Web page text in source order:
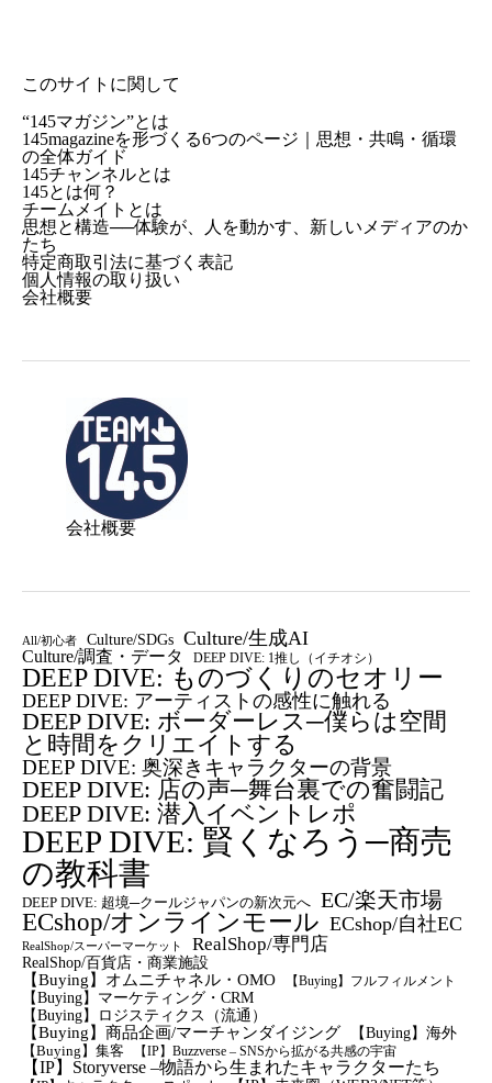
このサイトに関して
“145マガジン”とは
145magazineを形づくる6つのページ｜思想・共鳴・循環
の全体ガイド
145チャンネルとは
145とは何？
チームメイトとは
思想と構造──体験が、人を動かす、新しいメディアのか
たち
特定商取引法に基づく表記
個人情報の取り扱い
会社概要
会社概要
All/初心者 Culture/SDGs Culture/生成AI
Culture/調査・データ DEEP DIVE: 1推し（イチオシ）
DEEP DIVE: ものづくりのセオリー
DEEP DIVE: アーティストの感性に触れる
DEEP DIVE: ボーダーレス─僕らは空間
と時間をクリエイトする
DEEP DIVE: 奥深きキャラクターの背景
DEEP DIVE: 店の声─舞台裏での奮闘記
DEEP DIVE: 潜入イベントレポ
DEEP DIVE: 賢くなろう─商売
の教科書
DEEP DIVE: 超境─クールジャパンの新次元へ EC/楽天市場
ECshop/オンラインモール ECshop/自社EC
RealShop/スーパーマーケット RealShop/専門店
RealShop/百貨店・商業施設
【Buying】オムニチャネル・OMO
【Buying】フルフィルメント
【Buying】マーケティング・CRM
【buying】ロジスティクス（流通）
【Buying】商品企画/マーチャンダイジング 【Buying】海外
【Buying】集客 【IP】Buzzverse – SNSから拡がる共感の宇宙
【IP】Storyverse –物語から生まれたキャラクターたち